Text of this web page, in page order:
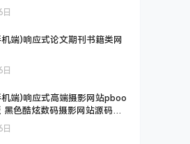
端)响应式论文期刊书籍类网
端)响应式高端摄影网站pboo
色酷炫数码摄影网站源码下